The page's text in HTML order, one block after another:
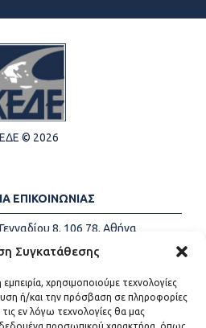
Συγκατάθεσης
χρησιμοποιούμε τεχνολογίες
ή/και την πρόσβαση σε πληροφορίες
εν λόγω τεχνολογίες θα μας
© 2026
ΕΠΙΚΟΙΝΩΝΙΑΣ
8, 106 78, Αθήνα
+30 213-2147500
info@kede.gr